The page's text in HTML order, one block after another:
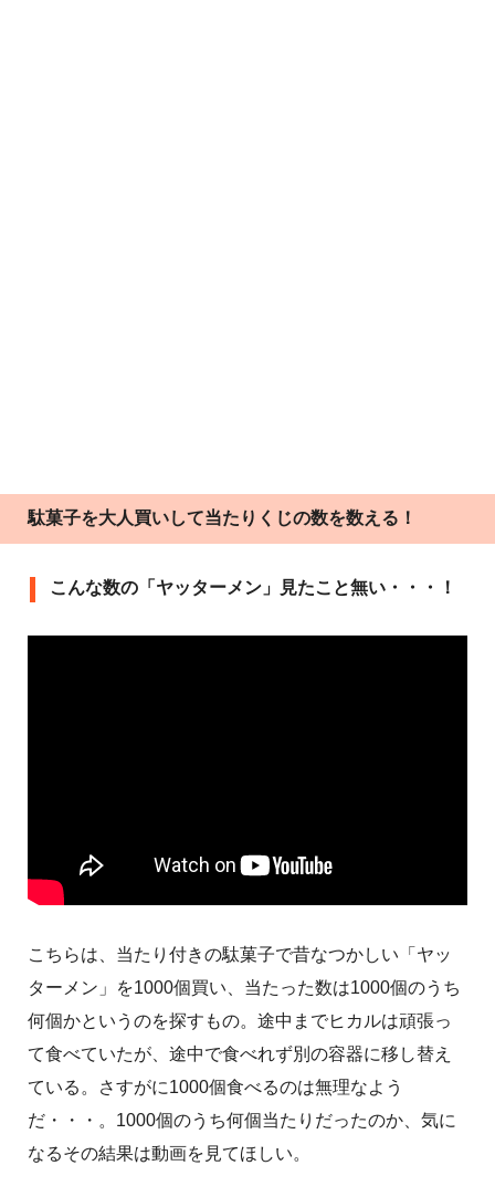
駄菓子を大人買いして当たりくじの数を数える！
こんな数の「ヤッターメン」見たこと無い・・・！
こちらは、当たり付きの駄菓子で昔なつかしい「ヤッ
ターメン」を1000個買い、当たった数は1000個のうち
何個かというのを探すもの。途中までヒカルは頑張っ
て食べていたが、途中で食べれず別の容器に移し替え
ている。さすがに1000個食べるのは無理なよう
だ・・・。1000個のうち何個当たりだったのか、気に
なるその結果は動画を見てほしい。